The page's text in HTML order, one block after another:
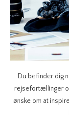
Du befinder dig
rejsefortællinger
ønske om at